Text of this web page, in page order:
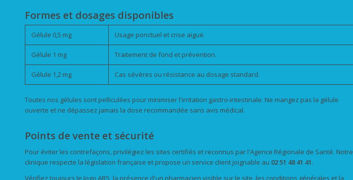
Formes et dosages disponibles
Gélule 0,5 mg Usage ponctuel et crise aiguë.
Gélule 1 mg Traitement de fond et prévention.
Gélule 1,2 mg Cas sévères ou résistance au dosage standard.
Toutes nos gélules sont pelliculées pour minimiser l'irritation gastro-intestinale. Ne mangez pas la gélule
ouverte et ne dépassez jamais la dose recommandée sans avis médical.
Points de vente et sécurité
Pour éviter les contrefaçons, privilégiez les sites certifiés et reconnus par l'Agence Régionale de Santé. Notre
clinique respecte la législation française et propose un service client joignable au 02 51 48 41 41.
Vérifiez toujours le logo ARS, la présence d'un pharmacien visible sur le site, les conditions générales et la